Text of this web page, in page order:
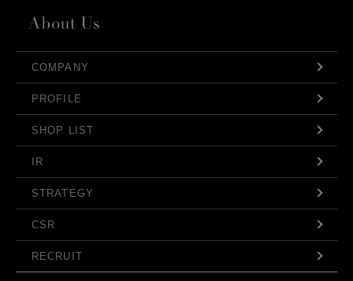
COMPANY
PROFILE
SHOP LIST
IR
STRATEGY
CSR
RECRUIT